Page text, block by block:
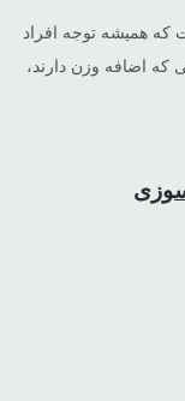
همیشه توجه افراد
که اضافه وزن دارند،